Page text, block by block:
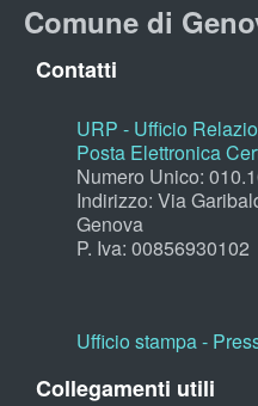
Comune di
Contatti
URP - Ufficio
Posta Elettronica
Numero Unico:
Indirizzo: Via
Genova
P. Iva: 00856930102
Ufficio stampa -
Collegamenti utili